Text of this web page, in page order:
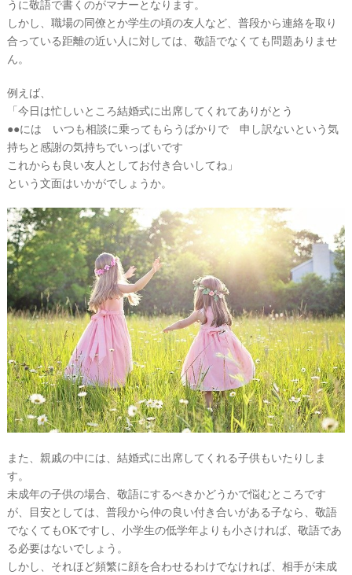
うに敬語で書くのがマナーとなります。
しかし、職場の同僚とか学生の頃の友人など、普段から連絡を取り
合っている距離の近い人に対しては、敬語でなくても問題ありませ
ん。
例えば、
「今日は忙しいところ結婚式に出席してくれてありがとう
●●には いつも相談に乗ってもらうばかりで 申し訳ないという気
持ちと感謝の気持ちでいっぱいです
これからも良い友人としてお付き合いしてね」
という文面はいかがでしょうか。
また、親戚の中には、結婚式に出席してくれる子供もいたりしま
す。
未成年の子供の場合、敬語にするべきかどうかで悩むところです
が、目安としては、普段から仲の良い付き合いがある子なら、敬語
でなくてもOKですし、小学生の低学年よりも小さければ、敬語であ
る必要はないでしょう。
しかし、それほど頻繁に顔を合わせるわけでなければ、相手が未成